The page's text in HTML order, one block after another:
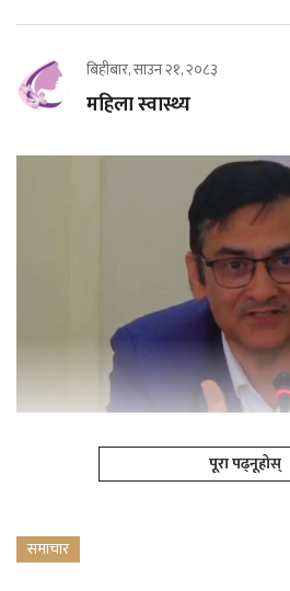
बिहीबार, साउन २१, २०८३
महिला स्वास्थ्य
पूरा पढ्नूहोस्
समाचार